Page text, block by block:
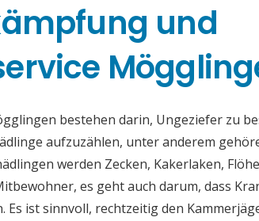
und
bestehen darin, Ungeziefer zu
aufzuzählen, unter anderem
werden Zecken, Kakerlaken,
es geht auch darum, dass
ist sinnvoll, rechtzeitig den